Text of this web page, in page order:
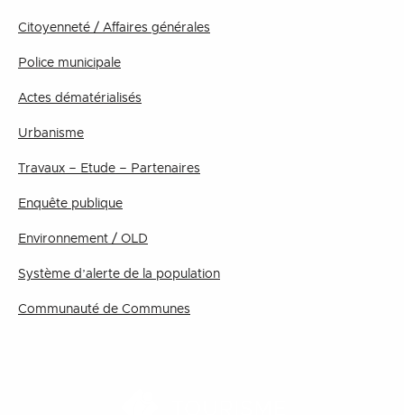
Citoyenneté / Affaires générales
Police municipale
Actes dématérialisés
Urbanisme
Travaux – Etude – Partenaires
Enquête publique
Environnement / OLD
Système d’alerte de la population
Communauté de Communes